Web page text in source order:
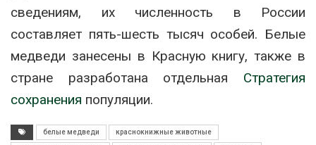
сведениям, их численность в России
составляет пять-шесть тысяч особей. Белые
медведи занесены в Красную книгу, также в
стране разработана отдельная Стратегия
сохранения популяции.
белые медведи краснокнижные животные